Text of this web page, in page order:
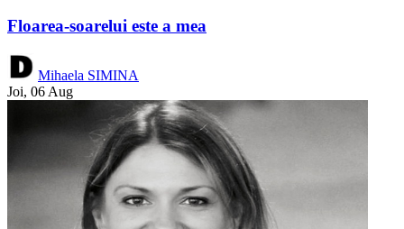
Floarea-soarelui este a mea
Mihaela SIMINA
Joi, 06 Aug